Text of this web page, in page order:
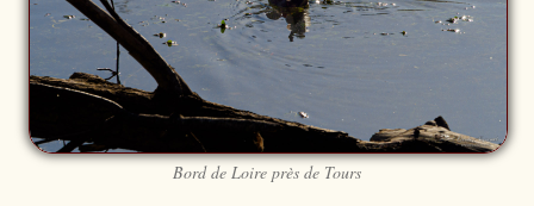
Bord de Loire près de Tours